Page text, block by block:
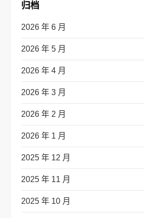
归档
2026 年 6 月
2026 年 5 月
2026 年 4 月
2026 年 3 月
2026 年 2 月
2026 年 1 月
2025 年 12 月
2025 年 11 月
2025 年 10 月